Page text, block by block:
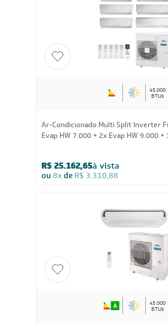
45.000
BTUs
Ar-Condicionado Multi Split Inverter
Evap HW 7.000 + 2x Evap HW 9.000 +
R$ 25.162,65à vista
ou 8xde R$ 3.310,88
45.000
BTUs